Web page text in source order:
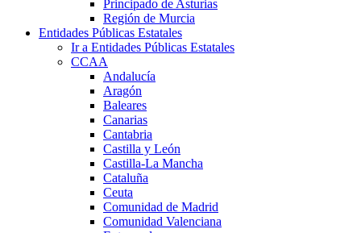
Principado de Asturias
Región de Murcia
Entidades Públicas Estatales
Ir a Entidades Públicas Estatales
CCAA
Andalucía
Aragón
Baleares
Canarias
Cantabria
Castilla y León
Castilla-La Mancha
Cataluña
Ceuta
Comunidad de Madrid
Comunidad Valenciana